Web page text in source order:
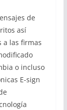
de
así
a las firmas
o incluso
E-sign